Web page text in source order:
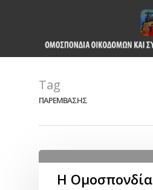
content
Tag
ΠΑΡΕΜΒΑΣΗΣ
Η Ομοσπονδία